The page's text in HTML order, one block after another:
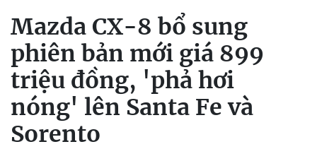
Mazda CX-8 bổ sung
phiên bản mới giá 899
triệu đồng, 'phả hơi
nóng' lên Santa Fe và
Sorento